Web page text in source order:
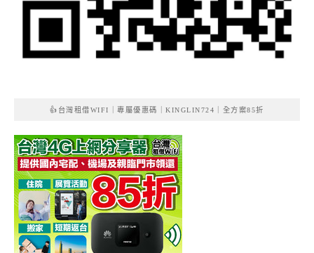
👍台灣租借WIFI｜專屬優惠碼｜KINGLIN724｜全方案85折